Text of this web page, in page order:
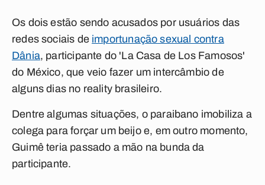
Os dois estão sendo acusados por usuários das
redes sociais de importunação sexual contra
Dânia, participante do 'La Casa de Los Famosos'
do México, que veio fazer um intercâmbio de
alguns dias no reality brasileiro.
Dentre algumas situações, o paraibano imobiliza a
colega para forçar um beijo e, em outro momento,
Guimê teria passado a mão na bunda da
participante.